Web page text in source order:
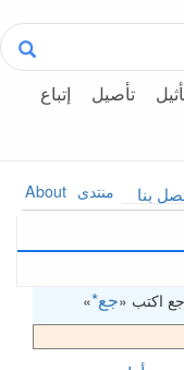
تأصيل
إتباع
About منتدى بنا
جع اكتب «جع*»